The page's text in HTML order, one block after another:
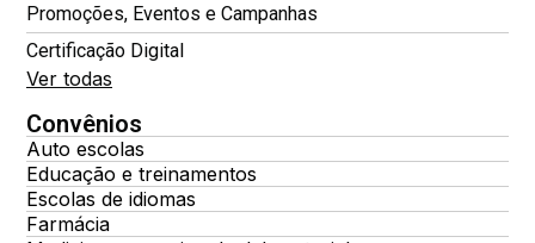
Promoções, Eventos e Campanhas
Certificação Digital
Ver todas
Convênios
Auto escolas
Educação e treinamentos
Escolas de idiomas
Farmácia